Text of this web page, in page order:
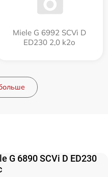
Miele G 6992 SCVi D
ED230 2,0 k2o
G 6890 SCVi D ED230